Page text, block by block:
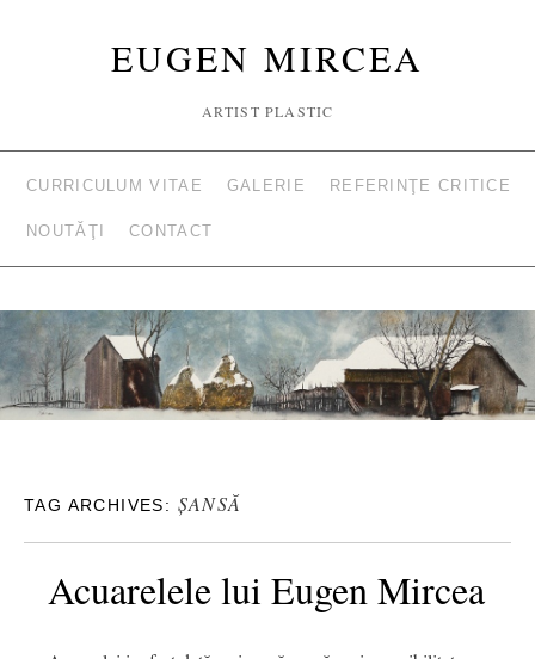
EUGEN MIRCEA
ARTIST PLASTIC
CURRICULUM VITAE GALERIE REFERINŢE CRITICE
NOUTĂŢI CONTACT
TAG ARCHIVES: ŞANSĂ
Acuarelele lui Eugen Mircea